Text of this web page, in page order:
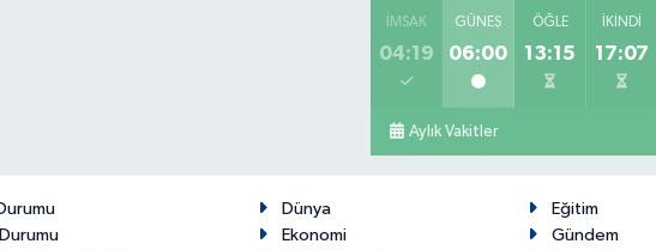
İMSAK
04:19
GÜNEŞ
06:00
ÖĞLE
13:15
İKINDI
17:07
Aylık Vakitler
Dünya
Eğitim
Ekonomi
Gündem